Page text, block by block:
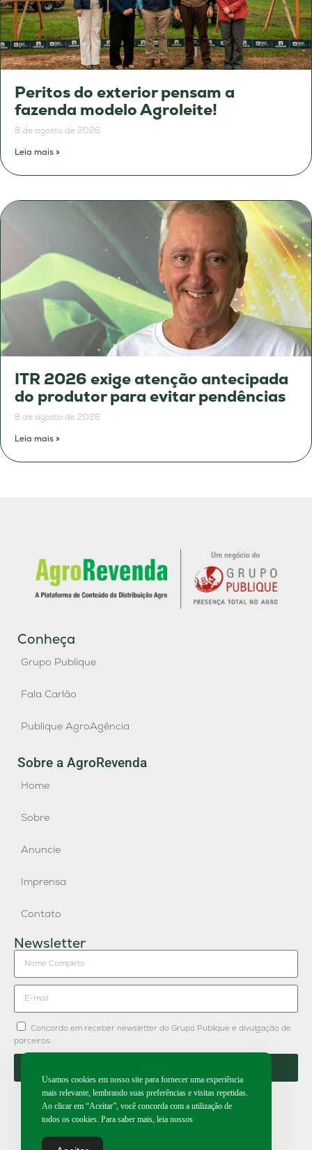
Peritos do exterior pensam a
fazenda modelo Agroleite!
8 de agosto de 2026
Leia mais »
ITR 2026 exige atenção antecipada
do produtor para evitar pendências
8 de agosto de 2026
Leia mais »
Conheça
Grupo Publique
Fala Carlão
Publique AgroAgência
Sobre a AgroRevenda
Home
Sobre
Anuncie
Imprensa
Contato
Newsletter
Concordo em receber newsletter do Grupo Publique e divulgação de
parceiros.
2026 | Todos os direitos reservados.
Usamos cookies em nosso site para fornecer uma experiência
mais relevante, lembrando suas preferências e visitas repetidas.
Ao clicar em “Aceitar”, você concorda com a utilização de
todos os cookies. Para saber mais, leia nossos